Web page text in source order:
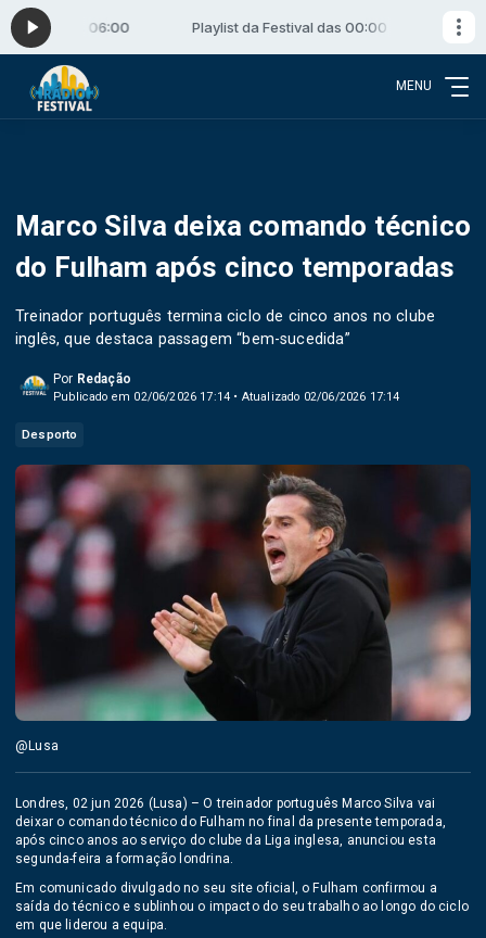
00:00 às 06:00 Playlist da Festival das 00:00 às 06:00
MENU
Marco Silva deixa comando técnico
do Fulham após cinco temporadas
Treinador português termina ciclo de cinco anos no clube
inglês, que destaca passagem “bem-sucedida”
Por Redação
Publicado em 02/06/2026 17:14 • Atualizado 02/06/2026 17:14
Desporto
@Lusa
Londres, 02 jun 2026 (Lusa) – O treinador português Marco Silva vai
deixar o comando técnico do Fulham no final da presente temporada,
após cinco anos ao serviço do clube da Liga inglesa, anunciou esta
segunda-feira a formação londrina.
Em comunicado divulgado no seu site oficial, o Fulham confirmou a
saída do técnico e sublinhou o impacto do seu trabalho ao longo do ciclo
em que liderou a equipa.